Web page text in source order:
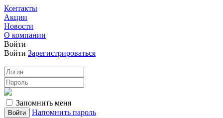
Контакты
Акции
Новости
О компании
Войти
Войти Зарегистрироваться
Запомнить меня
Напомнить пароль